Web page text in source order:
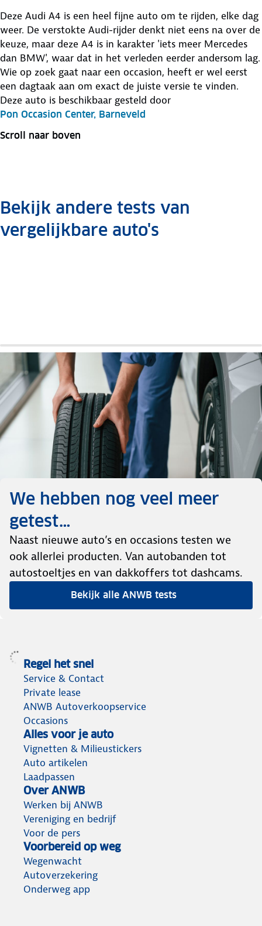
Deze Audi A4 is een heel fijne auto om te rijden, elke dag
weer. De verstokte Audi-rijder denkt niet eens na over de
keuze, maar deze A4 is in karakter 'iets meer Mercedes
dan BMW', waar dat in het verleden eerder andersom lag.
Wie op zoek gaat naar een occasion, heeft er wel eerst
een dagtaak aan om exact de juiste versie te vinden.
Deze auto is beschikbaar gesteld door
Pon Occasion Center, Barneveld
Scroll naar boven
Bekijk andere tests van
vergelijkbare auto's
We hebben nog veel meer
getest…
Naast nieuwe auto’s en occasions testen we
ook allerlei producten. Van autobanden tot
autostoeltjes en van dakkoffers tot dashcams.
Bekijk alle ANWB tests
Regel het snel
Service & Contact
Private lease
ANWB Autoverkoopservice
Occasions
Alles voor je auto
Vignetten & Milieustickers
Auto artikelen
Laadpassen
Over ANWB
Werken bij ANWB
Vereniging en bedrijf
Voor de pers
Voorbereid op weg
Wegenwacht
Autoverzekering
Onderweg app